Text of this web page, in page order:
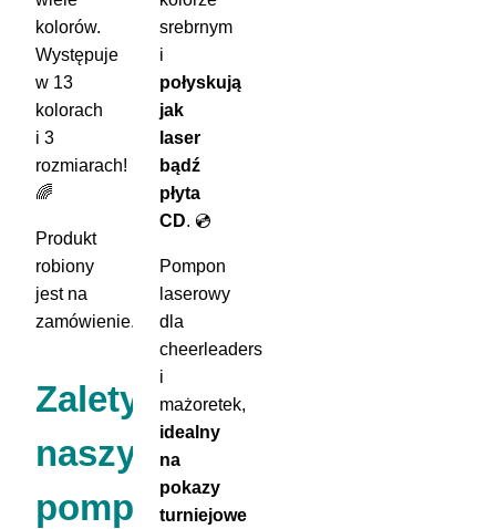
kolorów.
Występuje
w 13
kolorach
i 3
rozmiarach!
🌈
Produkt
robiony
jest na
zamówienie.
Zalety
naszych
pomponów:
srebrnym
i
połyskują
jak
laser
bądź
płyta
CD. 💿
Pompon
laserowy
dla
cheerleaders
i
mażoretek,
idealny
na
pokazy
turniejowe